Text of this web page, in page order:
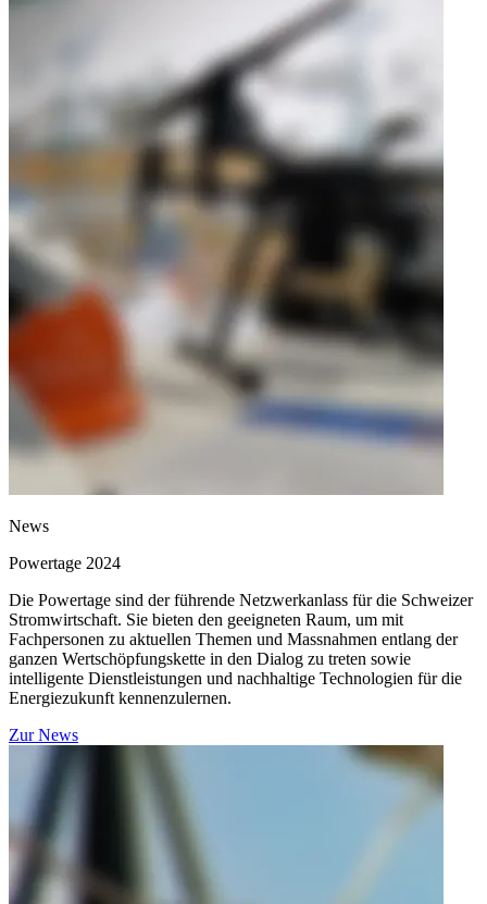
News
Powertage 2024
Die Powertage sind der führende Netzwerkanlass für die Schweizer
Stromwirtschaft. Sie bieten den geeigneten Raum, um mit
Fachpersonen zu aktuellen Themen und Massnahmen entlang der
ganzen Wertschöpfungskette in den Dialog zu treten sowie
intelligente Dienstleistungen und nachhaltige Technologien für die
Energiezukunft kennenzulernen.
Zur News